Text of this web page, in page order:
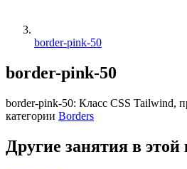
border-pink-50
border-pink-50
border-pink-50: Класс CSS Tailwind,
категории Borders
Другие занятия в этой